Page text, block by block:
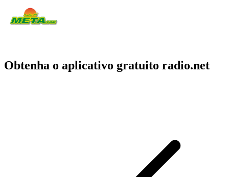
Obtenha o aplicativo gratuito radio.net